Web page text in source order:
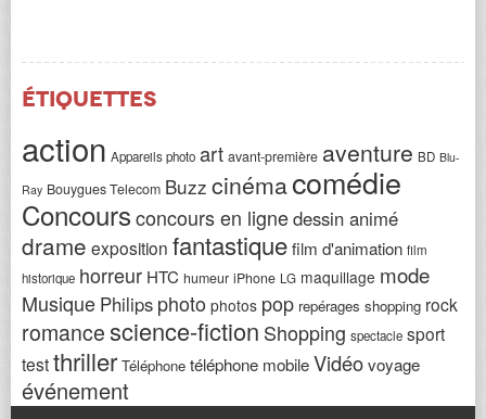
Étiquettes
action Appareils photo art avant-première aventure BD Blu-
Ray Bouygues Telecom Buzz cinémacomédie
Concoursconcours en lignedessin animé
drame exposition fantastiquefilm d'animation film
historique horreur HTC humeur iPhone LG maquillage mode
Musique Philips photo photos pop repérages shopping rock
romancescience-fiction Shopping spectacle sport
testthriller Téléphone téléphone mobileVidéovoyage
événement